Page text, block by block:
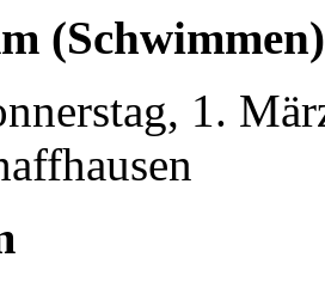
(Schwimmen)
1.